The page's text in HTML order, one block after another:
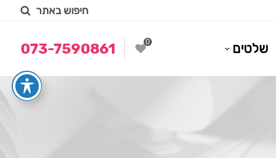
חיפוש באתר
שלטים 0
073-7590861